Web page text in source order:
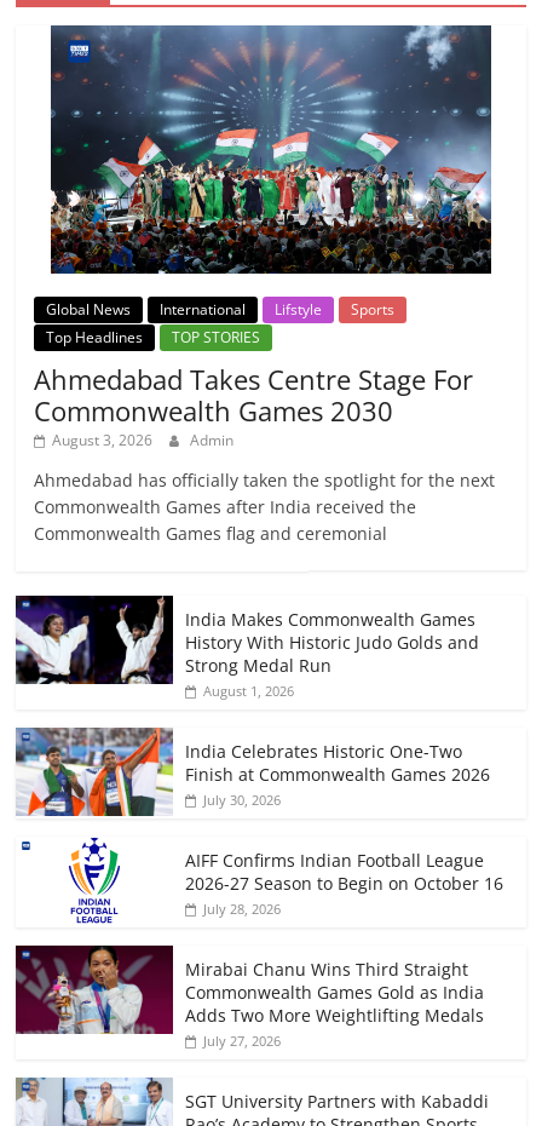
Global News International Lifstyle
Sports
Top Headlines
TOP STORIES
Ahmedabad Takes Centre Stage For
Commonwealth Games 2030
August 3, 2026 Admin
Ahmedabad has officially taken the spotlight for the next
Commonwealth Games after India received the
Commonwealth Games flag and ceremonial
India Makes Commonwealth Games
History With Historic Judo Golds and
Strong Medal Run
August 1, 2026
India Celebrates Historic One-Two
Finish at Commonwealth Games 2026
July 30, 2026
AIFF Confirms Indian Football League
2026-27 Season to Begin on October 16
July 28, 2026
Mirabai Chanu Wins Third Straight
Commonwealth Games Gold as India
Adds Two More Weightlifting Medals
July 27, 2026
SGT University Partners with Kabaddi